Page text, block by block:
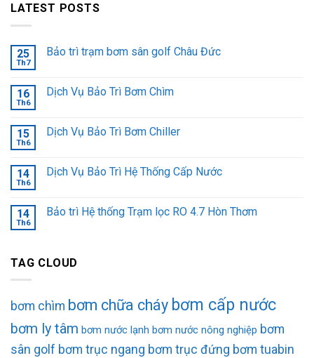
LATEST POSTS
25
Th7
Bảo trì trạm bơm sân golf Châu Đức
16
Th6
Dịch Vụ Bảo Trì Bơm Chìm
15
Th6
Dịch Vụ Bảo Trì Bơm Chiller
14
Th6
Dịch Vụ Bảo Trì Hệ Thống Cấp Nước
14
Th6
Bảo trì Hệ thống Trạm lọc RO 4.7 Hòn Thơm
TAG CLOUD
bơm chìm bơm chữa cháy bơm cấp nước
bơm ly tâm bơm nước lạnh bơm nước nông nghiệp bơm
sân golf bơm trục ngang bơm trục đứng bơm tuabin